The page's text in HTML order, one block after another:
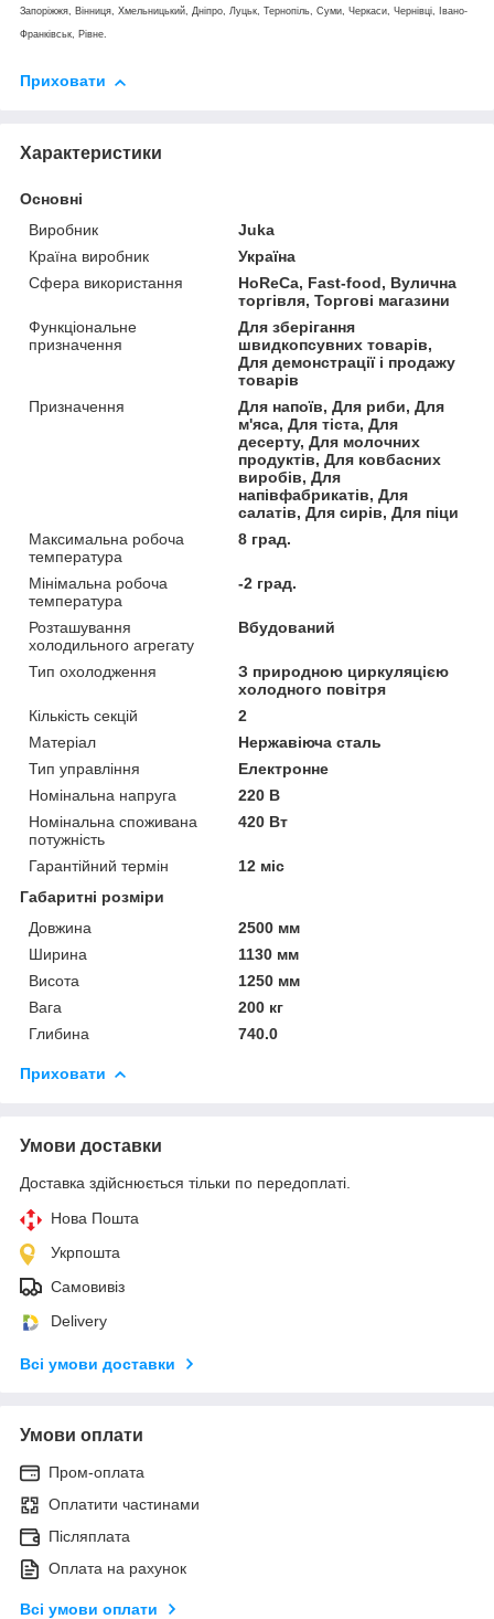
Запоріжжя, Вінниця, Хмельницький, Дніпро, Луцьк, Тернопіль, Суми, Черкаси, Чернівці, Івано-
Франківськ, Рівне.
Приховати
Характеристики
Основні
Виробник
Juka
Країна виробник
Україна
Сфера використання
HoReCa, Fast-food, Вулична
торгівля, Торгові магазини
Функціональне
призначення
Для зберігання
швидкопсувних товарів,
Для демонстрації і продажу
товарів
Призначення
Для напоїв, Для риби, Для
м'яса, Для тіста, Для
десерту, Для молочних
продуктів, Для ковбасних
виробів, Для
напівфабрикатів, Для
салатів, Для сирів, Для піци
Максимальна робоча
температура
8 град.
Мінімальна робоча
температура
-2 град.
Розташування
холодильного агрегату
Вбудований
Тип охолодження
З природною циркуляцією
холодного повітря
Кількість секцій
2
Матеріал
Нержавіюча сталь
Тип управління
Електронне
Номінальна напруга
220 В
Номінальна споживана
потужність
420 Вт
Гарантійний термін
12 міс
Габаритні розміри
Довжина
2500 мм
Ширина
1130 мм
Висота
1250 мм
Вага
200 кг
Глибина
740.0
Приховати
Умови доставки
Доставка здійснюється тільки по передоплаті.
Нова Пошта
Укрпошта
Самовивіз
Delivery
Всі умови доставки
Умови оплати
Пром-оплата
Оплатити частинами
Післяплата
Оплата на рахунок
Всі умови оплати